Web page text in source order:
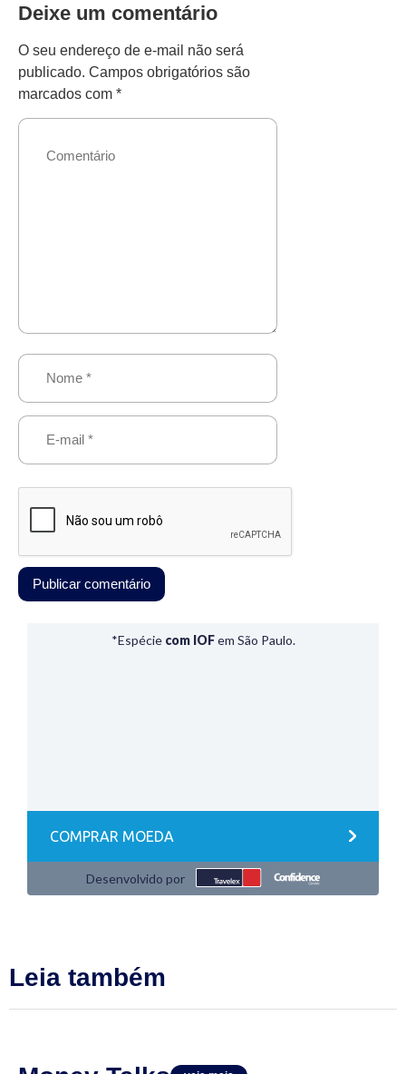
Deixe um comentário
O seu endereço de e-mail não será
publicado. Campos obrigatórios são
marcados com *
Leia também